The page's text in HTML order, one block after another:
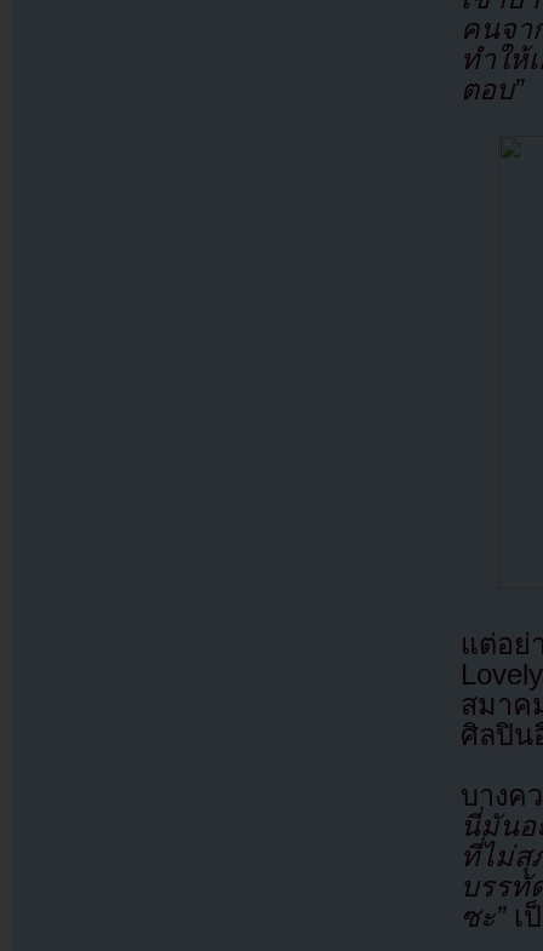
คนจา
ทำให้
ตอบ”
แต่อ
สมาค
ศิลปิน
บางค
นี่มันอ
ที่ไม่สุ
บรรทั
ซะ”เ